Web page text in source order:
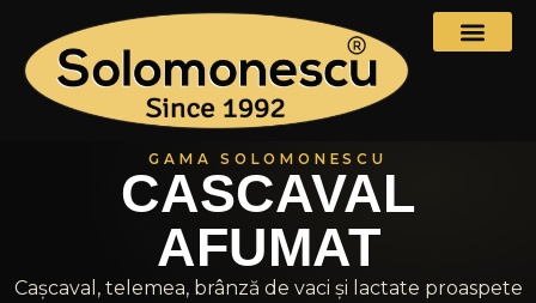
GAMA SOLOMONESCU
CASCAVAL
AFUMAT
Cașcaval, telemea, brânză de vaci și lactate proaspete